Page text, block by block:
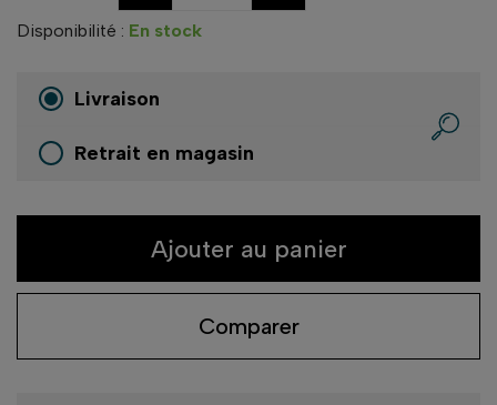
Disponibilité : En stock
Livraison
Retrait en magasin
Ajouter au panier
Comparer